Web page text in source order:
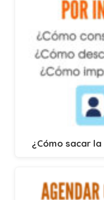
¿Cómo sacar la